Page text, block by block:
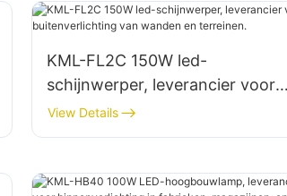
KML-FL2C 150W led-
schijnwerper, leverancier voor
buitenverlichting van wanden en
terreinen.
View Details